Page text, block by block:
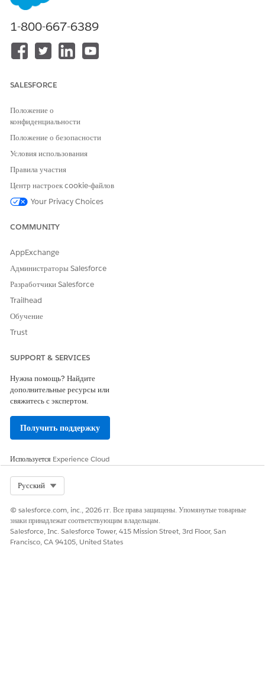
миром, в зависимости от стоимости обслуживания, налогов и
Чтобы вычислить скидки, используйте определение контекста
RateManagementContext и свяжите его с настраиваемой
курса к процедуре рейтинга.
ЭТА СТАТЬЯ РЕШИЛА ВАШУ ПРОБЛЕМУ?
Оставьте свой отзыв, чтобы мы могли стать лучше!
1-800-667-6389
SALESFORCE
Положение о
конфиденциальности
Положение о безопасности
Условия использования
Правила участия
Центр настроек cookie-файлов
Your Privacy Choices
COMMUNITY
AppExchange
Администраторы Salesforce
Разработчики Salesforce
Trailhead
Обучение
Trust
SUPPORT & SERVICES
Нужна помощь? Найдите
дополнительные ресурсы или
свяжитесь с экспертом.
Получить поддержку
Используется Experience Cloud
Русский
© salesforce.com, inc., 2026 гг. Все права защищены. Упомянутые товарные
знаки принадлежат соответствующим владельцам.
Salesforce, Inc. Salesforce Tower, 415 Mission Street, 3rd Floor, San
Francisco, CA 94105, United States